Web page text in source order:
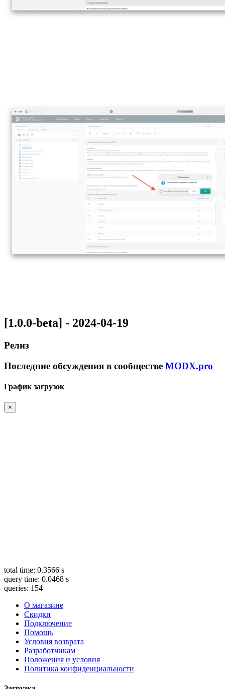
[1.0.0-beta] - 2024-04-19
Релиз
Последние обсуждения в сообществе MODX.pro
График загрузок
×
total time: 0.3566 s
query time: 0.0468 s
queries: 154
О магазине
Скидки
Подключение
Помощь
Условия возврата
Разработчикам
Положения и условия
Политика конфиденциальности